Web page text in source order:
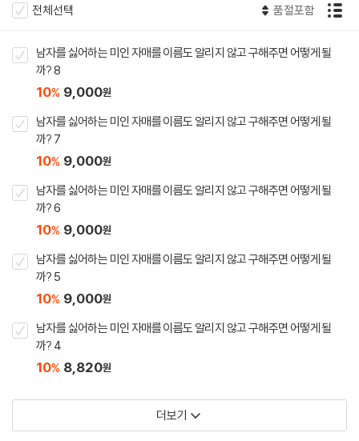
전체선택 품절포함
남자를 싫어하는 미인 자매를 이름도 알리지 않고 구해주면 어떻게 될
까? 8
10% 9,000원
남자를 싫어하는 미인 자매를 이름도 알리지 않고 구해주면 어떻게 될
까? 7
10% 9,000원
남자를 싫어하는 미인 자매를 이름도 알리지 않고 구해주면 어떻게 될
까? 6
10% 9,000원
남자를 싫어하는 미인 자매를 이름도 알리지 않고 구해주면 어떻게 될
까? 5
10% 9,000원
남자를 싫어하는 미인 자매를 이름도 알리지 않고 구해주면 어떻게 될
까? 4
10% 8,820원
더보기